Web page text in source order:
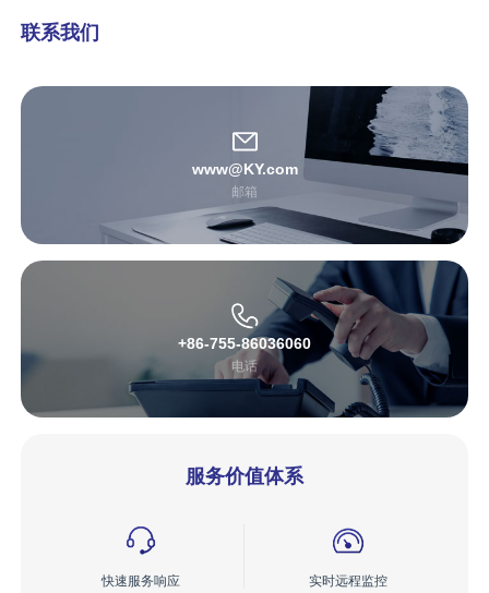
联系我们
www@KY.com
邮箱
+86-755-86036060
电话
服务价值体系
快速服务响应 实时远程监控